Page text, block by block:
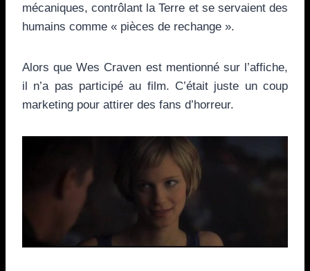
mécaniques, contrôlant la Terre et se servaient des
humains comme « pièces de rechange ».
Alors que Wes Craven est mentionné sur l’affiche,
il n’a pas participé au film. C’était juste un coup
marketing pour attirer des fans d’horreur.